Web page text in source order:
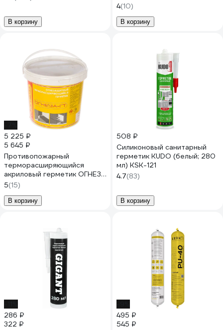
В корзину
105038
4(10)
В корзину
5 225 ₽
5 645 ₽
Противопожарный
терморасширяющийся
акриловый герметик ОГНЕЗА
ГТ, 3 кг 105039
5(15)
В корзину
508 ₽
Силиконовый санитарный
герметик KUDO (белый; 280
мл) KSK-121
4.7(83)
В корзину
286 ₽
322 ₽
495 ₽
545 ₽